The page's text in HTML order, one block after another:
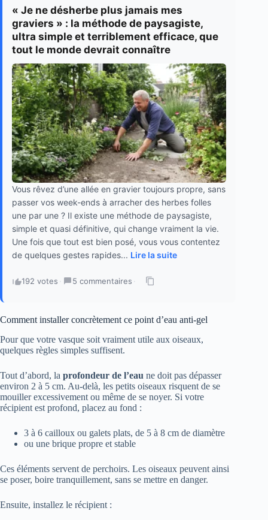
« Je ne désherbe plus jamais mes
graviers » : la méthode de paysagiste,
ultra simple et terriblement efficace, que
tout le monde devrait connaître
Vous rêvez d’une allée en gravier toujours propre, sans
passer vos week-ends à arracher des herbes folles
une par une ? Il existe une méthode de paysagiste,
simple et quasi définitive, qui change vraiment la vie.
Une fois que tout est bien posé, vous vous contentez
de quelques gestes rapides... Lire la suite
192 votes · 5 commentaires ·
Comment installer concrètement ce point d’eau anti-gel
Pour que votre vasque soit vraiment utile aux oiseaux,
quelques règles simples suffisent.
Tout d’abord, la profondeur de l’eau ne doit pas dépasser
environ 2 à 5 cm. Au-delà, les petits oiseaux risquent de se
mouiller excessivement ou même de se noyer. Si votre
récipient est profond, placez au fond :
3 à 6 cailloux ou galets plats, de 5 à 8 cm de diamètre
ou une brique propre et stable
Ces éléments servent de perchoirs. Les oiseaux peuvent ainsi
se poser, boire tranquillement, sans se mettre en danger.
Ensuite, installez le récipient :